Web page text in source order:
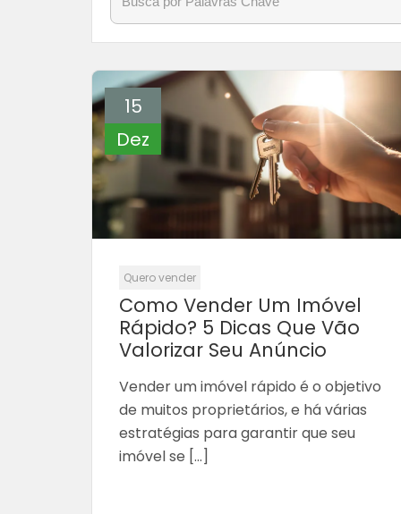
15
Dez
Quero vender
Como Vender Um Imóvel
Rápido? 5 Dicas Que Vão
Valorizar Seu Anúncio
Vender um imóvel rápido é o objetivo
de muitos proprietários, e há várias
estratégias para garantir que seu
imóvel se […]